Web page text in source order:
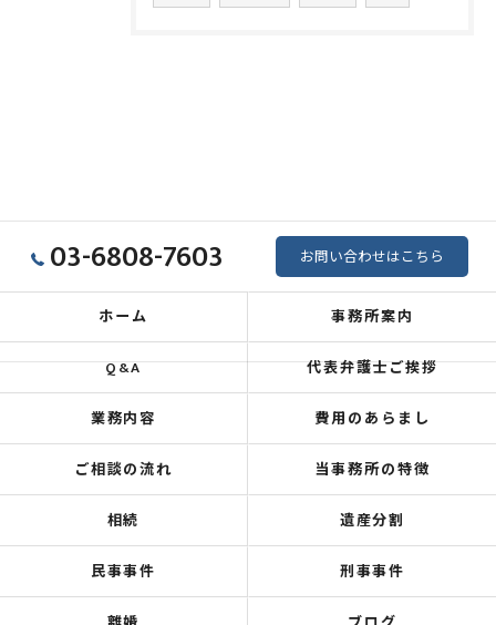
03-6808-7603 お問い合わせはこちら
ホーム 事務所案内
Q&A 代表弁護士ご挨拶
業務内容 費用のあらまし
ご相談の流れ 当事務所の特徴
相続 遺産分割
民事事件 刑事事件